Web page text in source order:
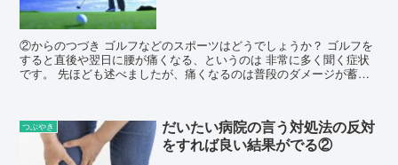
②からのつづき ゴルフなどのスポーツはどうでしょうか？ ゴルフを
すると直後や翌日に腰が痛くなる、というのは 非常に多く聞く症状
です。 先ほども述べましたが、痛くなるのは普段のダメージが蓄積
つぶやき
だいたい病院の言う対処法の反対
をすれば良い結果がでる②